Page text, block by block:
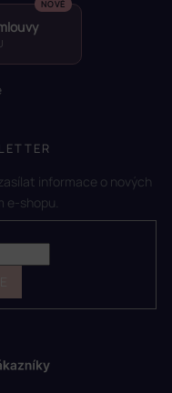
informace o nových
e-shopu.